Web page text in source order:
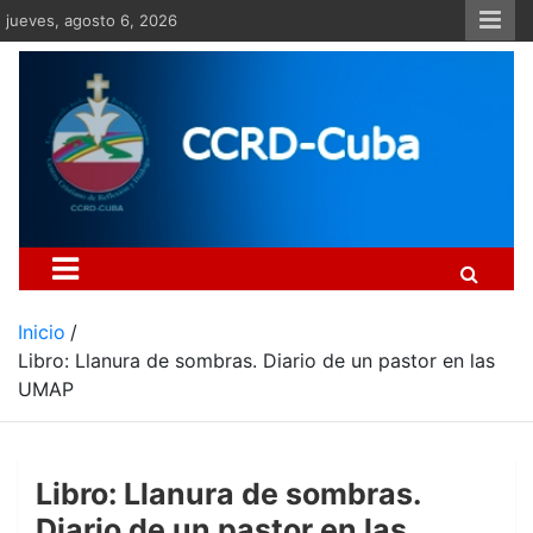
Saltar
al
jueves, agosto 6, 2026
Inicio
Libro: Llanura de sombras. Diario de un pastor en las
UMAP
Libro: Llanura de sombras.